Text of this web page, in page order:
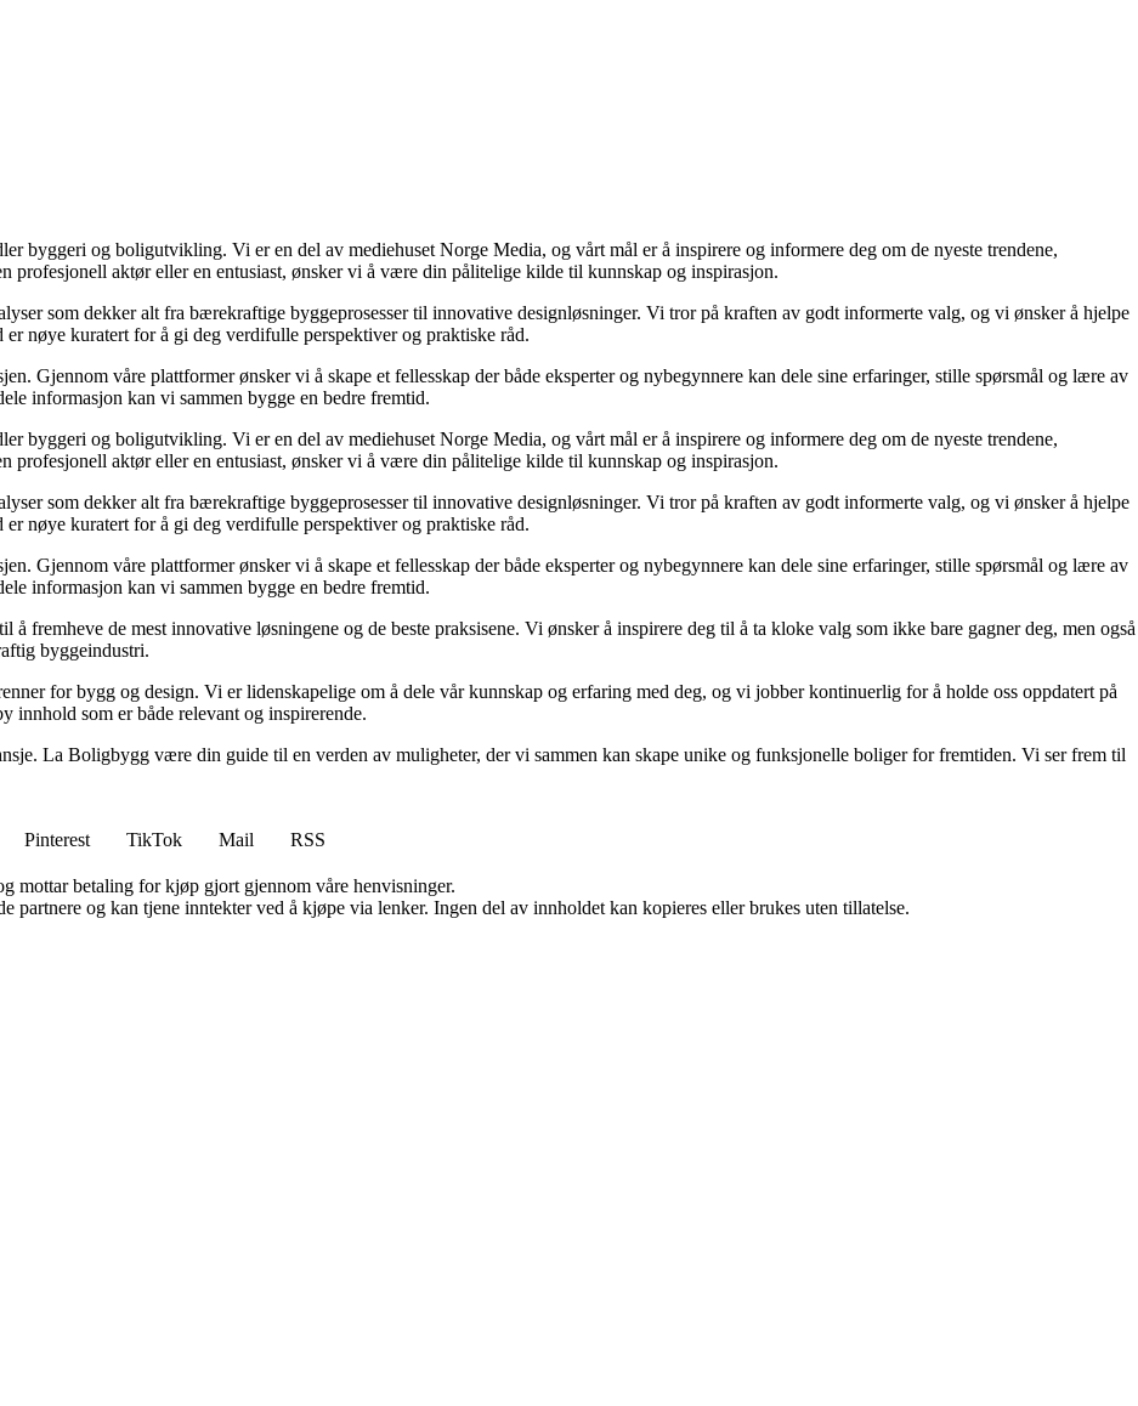
byggeri og boligutvikling. Vi er en del av mediehuset Norge Media, og vårt mål er å inspirere og informere deg om de nyeste trendene,
profesjonell aktør eller en entusiast, ønsker vi å være din pålitelige kilde til kunnskap og inspirasjon.
som dekker alt fra bærekraftige byggeprosesser til innovative designløsninger. Vi tror på kraften av godt informerte valg, og vi ønsker å hjelpe
nøye kuratert for å gi deg verdifulle perspektiver og praktiske råd.
Gjennom våre plattformer ønsker vi å skape et fellesskap der både eksperter og nybegynnere kan dele sine erfaringer, stille spørsmål og lære av
informasjon kan vi sammen bygge en bedre fremtid.
byggeri og boligutvikling. Vi er en del av mediehuset Norge Media, og vårt mål er å inspirere og informere deg om de nyeste trendene,
profesjonell aktør eller en entusiast, ønsker vi å være din pålitelige kilde til kunnskap og inspirasjon.
som dekker alt fra bærekraftige byggeprosesser til innovative designløsninger. Vi tror på kraften av godt informerte valg, og vi ønsker å hjelpe
nøye kuratert for å gi deg verdifulle perspektiver og praktiske råd.
Gjennom våre plattformer ønsker vi å skape et fellesskap der både eksperter og nybegynnere kan dele sine erfaringer, stille spørsmål og lære av
informasjon kan vi sammen bygge en bedre fremtid.
fremheve de mest innovative løsningene og de beste praksisene. Vi ønsker å inspirere deg til å ta kloke valg som ikke bare gagner deg, men også
byggeindustri.
for bygg og design. Vi er lidenskapelige om å dele vår kunnskap og erfaring med deg, og vi jobber kontinuerlig for å holde oss oppdatert på
innhold som er både relevant og inspirerende.
La Boligbygg være din guide til en verden av muligheter, der vi sammen kan skape unike og funksjonelle boliger for fremtiden. Vi ser frem til
Pinterest TikTok Mail
RSS
mottar betaling for kjøp gjort gjennom våre henvisninger.
og kan tjene inntekter ved å kjøpe via lenker. Ingen del av innholdet kan kopieres eller brukes uten tillatelse.